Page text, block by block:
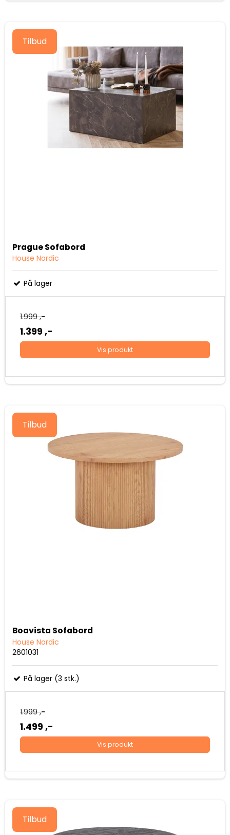
Tilbud
Prague Sofabord
House Nordic
På lager
1.999 ,-
1.399 ,-
Vis produkt
Tilbud
Boavista Sofabord
House Nordic
2601031
På lager (3 stk.)
1.999 ,-
1.499 ,-
Vis produkt
Tilbud